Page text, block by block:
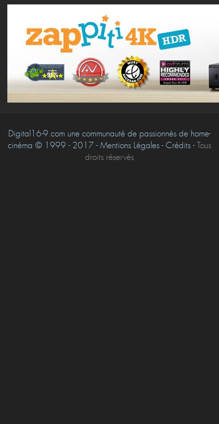
Digital16-9.com une communauté de passionnés de home-
cinéma © 1999 - 2017 - Mentions Légales - Crédits -
Tous
droits réservés